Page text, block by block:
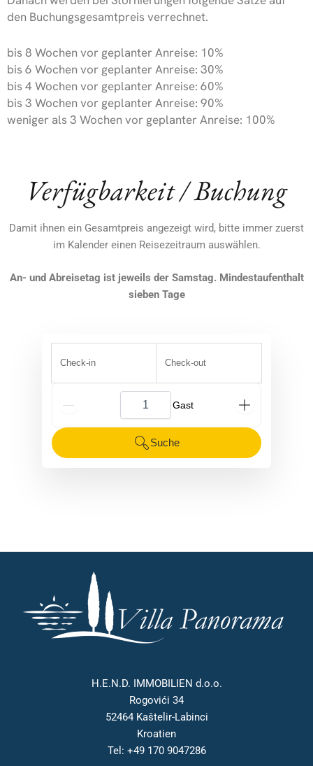
den Buchungsgesamtpreis verrechnet.
bis 8 Wochen vor geplanter Anreise: 10%
bis 6 Wochen vor geplanter Anreise: 30%
bis 4 Wochen vor geplanter Anreise: 60%
bis 3 Wochen vor geplanter Anreise: 90%
weniger als 3 Wochen vor geplanter Anreise: 100%
Verfügbarkeit / Buchung
Damit ihnen ein Gesamtpreis angezeigt wird, bitte immer zuerst
im Kalender einen Reisezeitraum auswählen.
An- und Abreisetag ist jeweils der Samstag. Mindestaufenthalt
sieben Tage
Check-in Check-out
G_People
Suche
H.E.N.D. IMMOBILIEN d.o.o.
Rogovići 34
52464 Kaštelir-Labinci
Kroatien
Tel: +49 170 9047286